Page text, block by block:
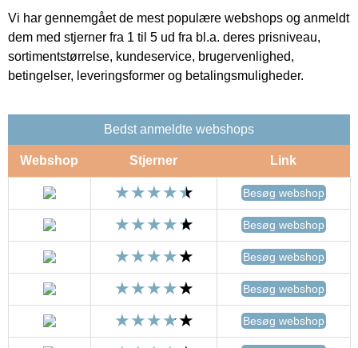
Vi har gennemgået de mest populære webshops og anmeldt
dem med stjerner fra 1 til 5 ud fra bl.a. deres prisniveau,
sortimentstørrelse, kundeservice, brugervenlighed,
betingelser, leveringsformer og betalingsmuligheder.
Bedst anmeldte webshops
Webshop Stjerner Link
Besøg webshop
Besøg webshop
Besøg webshop
Besøg webshop
Besøg webshop